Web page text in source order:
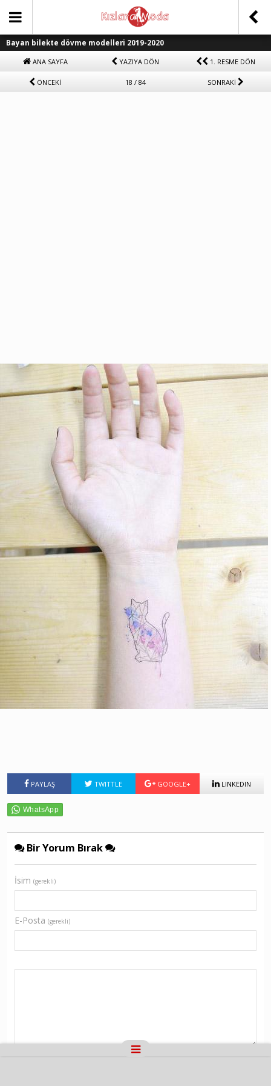
Bayan bilekte dövme modelleri 2019-2020
ANA SAYFA YAZIYA DÖN 1. RESME DÖN
ÖNCEKİ 18 / 84 SONRAKİ
PAYLAŞ TWITTLE GOOGLE+ LINKEDIN
Bir Yorum Bırak
İsim (gerekli)
E-Posta (gerekli)